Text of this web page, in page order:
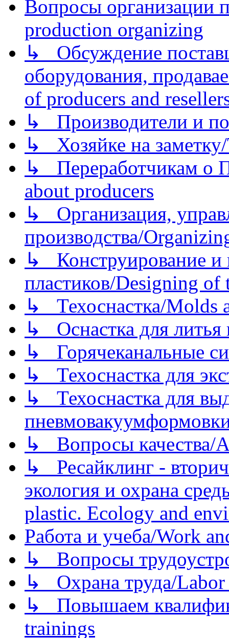
Вопросы организации
production organizing
↳ Обсуждение
оборудования,
of producers and
↳ Производители и
↳ Хозяйке на
↳ Переработчикам о
about producers
↳ Организация,
производства/
↳ Конструирование и
пластиков/Designing of
↳ Техоснастка/Molds
↳ Оснастка для литья
↳ Горячеканальные
↳ Техоснастка для
↳ Техоснастка для
↳ Вопросы качества/
↳ Ресайклинг -
экология и охрана
plastic. Ecology and
Работа и учеба/Work
↳ Вопросы
↳ Охрана труда/Labor
↳ Повышаем
trainings